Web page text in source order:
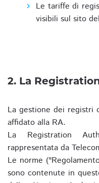
Le tariffe di
visibili sul sito
2. La
La gestione dei registri
affidato alla RA.
La Registration
rappresentata da
Le norme
sono contenute in